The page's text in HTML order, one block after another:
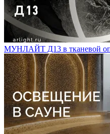
МУНЛАЙТ Д13 в тканевой